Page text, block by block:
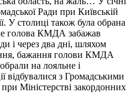
Ради при Київській
У столиці також була обрана
голова КМДА забажав
і через два дні, шляхом
бажання голови КМДА
на лояльне і
відбувалися з Громадськими
Міністерстві закордонних